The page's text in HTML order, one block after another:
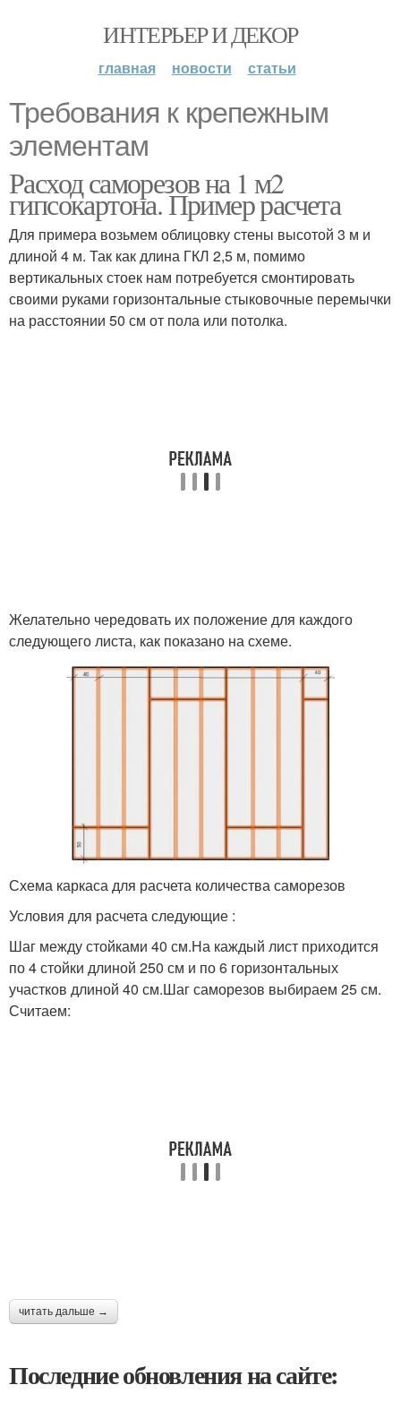
ИНТЕРЬЕР И ДЕКОР
главная новости статьи
Требования к крепежным
элементам
Расход саморезов на 1 м2
гипсокартона. Пример расчета
Для примера возьмем облицовку стены высотой 3 м и
длиной 4 м. Так как длина ГКЛ 2,5 м, помимо
вертикальных стоек нам потребуется смонтировать
своими руками горизонтальные стыковочные перемычки
на расстоянии 50 см от пола или потолка.
Желательно чередовать их положение для каждого
следующего листа, как показано на схеме.
Схема каркаса для расчета количества саморезов
Условия для расчета следующие :
Шаг между стойками 40 см.На каждый лист приходится
по 4 стойки длиной 250 см и по 6 горизонтальных
участков длиной 40 см.Шаг саморезов выбираем 25 см.
Считаем:
читать дальше →
Последние обновления на сайте: